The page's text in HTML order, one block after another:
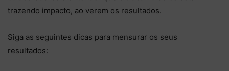
trazendo impacto, ao verem os resultados.
Siga as seguintes dicas para mensurar os seus
resultados: